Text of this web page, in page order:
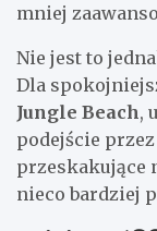
mniej
Nie jest to
Dla
Jungle Beach,
podejście
przeskakujące
nieco bardziej